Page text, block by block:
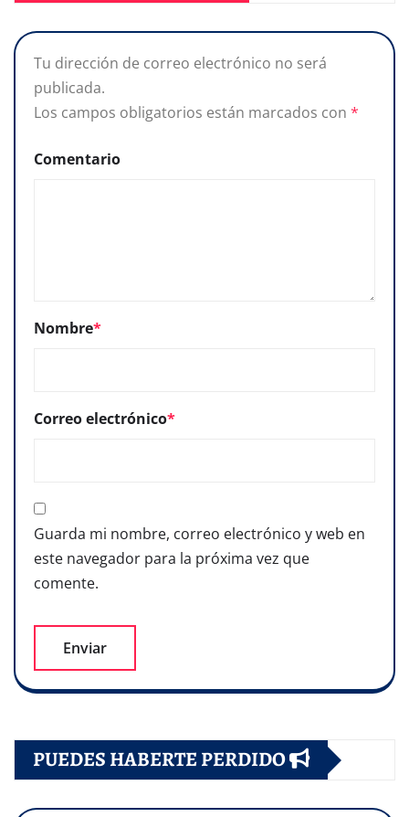
Tu dirección de correo electrónico no será
publicada.
Los campos obligatorios están marcados con *
Comentario
Nombre*
Correo electrónico*
Guarda mi nombre, correo electrónico y web en
este navegador para la próxima vez que
comente.
PUEDES HABERTE PERDIDO